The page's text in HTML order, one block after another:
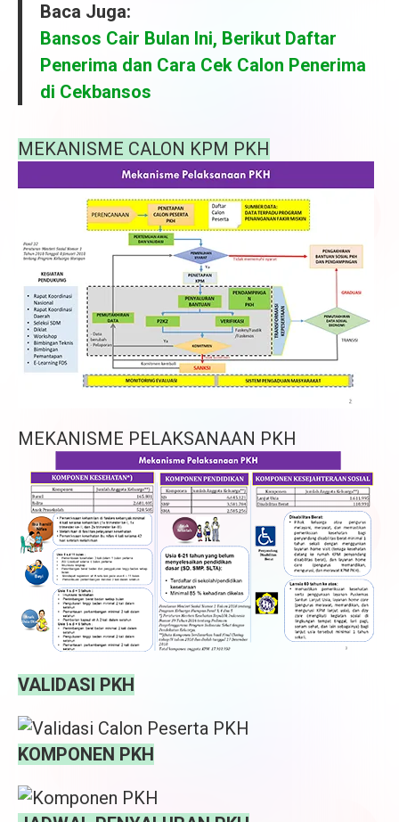
Baca Juga:
Bansos Cair Bulan Ini, Berikut Daftar
Penerima dan Cara Cek Calon Penerima
di Cekbansos
MEKANISME CALON KPM PKH
MEKANISME PELAKSANAAN PKH
VALIDASI PKH
KOMPONEN PKH